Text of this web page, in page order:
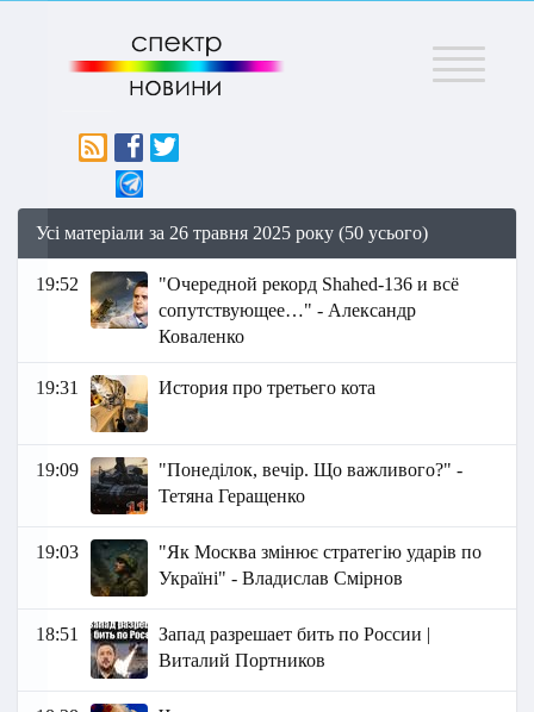
Меню
Усі матеріали за 26 травня 2025 року (50 усього)
19:52
"Очередной рекорд Shahed-136 и всё
сопутствующее…" - Александр
Коваленко
19:31 История про третьего кота
19:09
"Понеділок, вечір. Що важливого?" -
Тетяна Геращенко
19:03
"Як Москва змінює стратегію ударів по
Україні" - Владислав Смірнов
18:51
Запад разрешает бить по России |
Виталий Портников